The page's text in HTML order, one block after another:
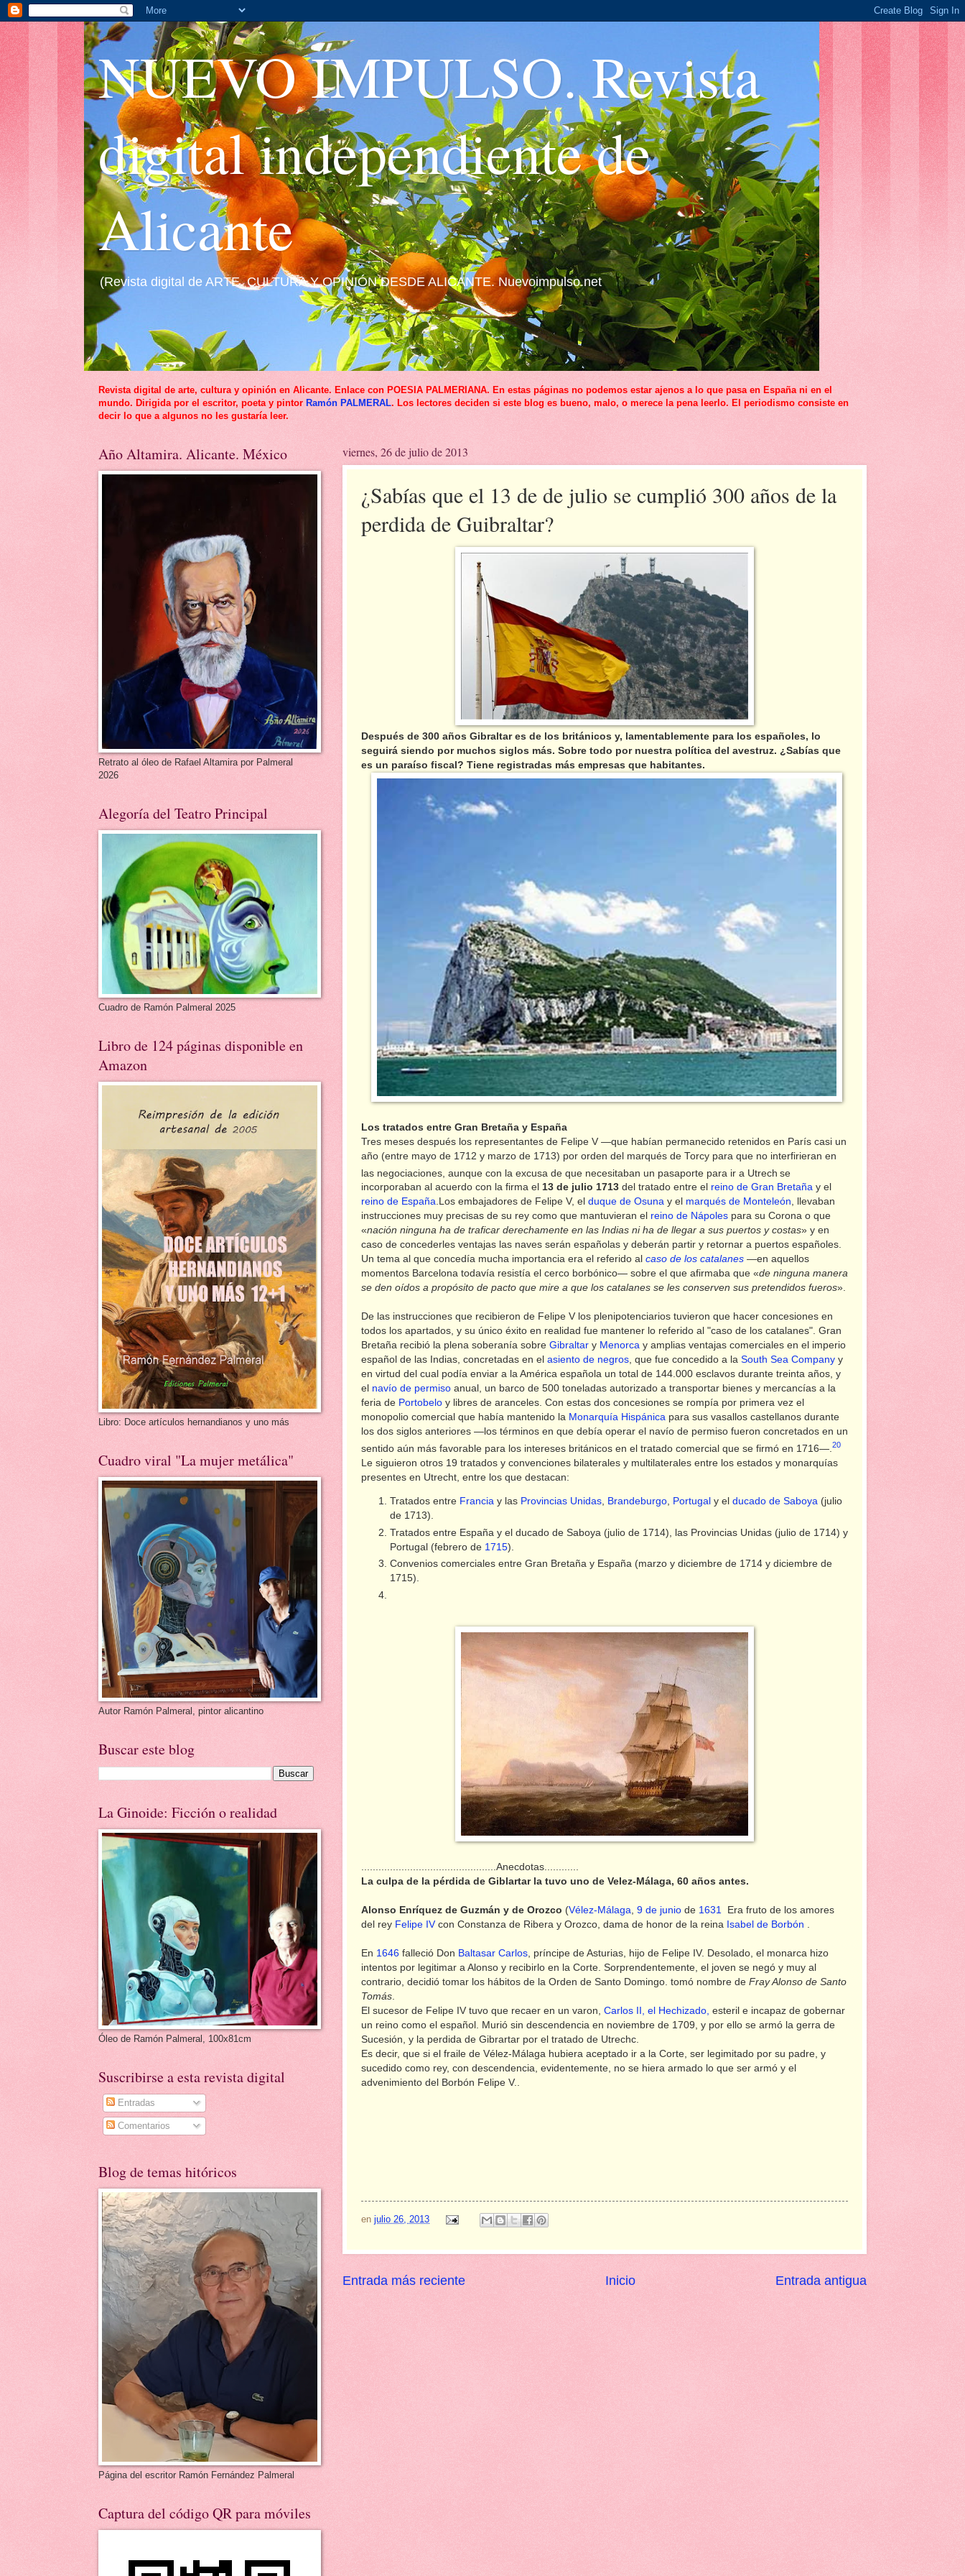
NUEVO IMPULSO. Revista
digital independiente de
Alicante
(Revista digital de ARTE, CULTURA Y OPINIÓN DESDE ALICANTE. Nuevoimpulso.net
Revista digital de arte, cultura y opinión en Alicante. Enlace con POESIA PALMERIANA. En estas páginas no podemos estar ajenos a lo que pasa en España ni en el
mundo. Dirigida por el escritor, poeta y pintor Ramón PALMERAL. Los lectores deciden si este blog es bueno, malo, o merece la pena leerlo. El periodismo consiste en
decir lo que a algunos no les gustaría leer.
viernes, 26 de julio de 2013
¿Sabías que el 13 de de julio se cumplió 300 años de la
perdida de Guibraltar?
Después de 300 años Gibraltar es de los británicos y, lamentablemente para los españoles, lo
seguirá siendo por muchos siglos más. Sobre todo por nuestra política del avestruz. ¿Sabías que
es un paraíso fiscal? Tiene registradas más empresas que habitantes.
Los tratados entre Gran Bretaña y España
Tres meses después los representantes de Felipe V —que habían permanecido retenidos en París casi un
año (entre mayo de 1712 y marzo de 1713) por orden del marqués de Torcy para que no interfirieran en
las negociaciones, aunque con la excusa de que necesitaban un pasaporte para ir a Utrech se
incorporaban al acuerdo con la firma el 13 de julio 1713 del tratado entre el reino de Gran Bretaña y el
reino de España.Los embajadores de Felipe V, el duque de Osuna y el marqués de Monteleón, llevaban
instrucciones muy precisas de su rey como que mantuvieran el reino de Nápoles para su Corona o que
«nación ninguna ha de traficar derechamente en las Indias ni ha de llegar a sus puertos y costas» y en
caso de concederles ventajas las naves serán españolas y deberán partir y retornar a puertos españoles.
Un tema al que concedía mucha importancia era el referido al caso de los catalanes —en aquellos
momentos Barcelona todavía resistía el cerco borbónico— sobre el que afirmaba que «de ninguna manera
se den oídos a propósito de pacto que mire a que los catalanes se les conserven sus pretendidos fueros».
De las instrucciones que recibieron de Felipe V los plenipotenciarios tuvieron que hacer concesiones en
todos los apartados, y su único éxito en realidad fue mantener lo referido al "caso de los catalanes". Gran
Bretaña recibió la plena soberanía sobre Gibraltar y Menorca y amplias ventajas comerciales en el imperio
español de las Indias, concretadas en el asiento de negros, que fue concedido a la South Sea Company y
en virtud del cual podía enviar a la América española un total de 144.000 esclavos durante treinta años, y
el navío de permiso anual, un barco de 500 toneladas autorizado a transportar bienes y mercancías a la
feria de Portobelo y libres de aranceles. Con estas dos concesiones se rompía por primera vez el
monopolio comercial que había mantenido la Monarquía Hispánica para sus vasallos castellanos durante
los dos siglos anteriores —los términos en que debía operar el navío de permiso fueron concretados en un
sentido aún más favorable para los intereses británicos en el tratado comercial que se firmó en 1716—. 20
Le siguieron otros 19 tratados y convenciones bilaterales y multilaterales entre los estados y monarquías
presentes en Utrecht, entre los que destacan:
Tratados entre Francia y las Provincias Unidas, Brandeburgo, Portugal y el ducado de Saboya (julio
de 1713).
Tratados entre España y el ducado de Saboya (julio de 1714), las Provincias Unidas (julio de 1714) y
Portugal (febrero de 1715).
Convenios comerciales entre Gran Bretaña y España (marzo y diciembre de 1714 y diciembre de
1715).
...............................................Anecdotas............
La culpa de la pérdida de Giblartar la tuvo uno de Velez-Málaga, 60 años antes.
Alonso Enríquez de Guzmán y de Orozco (Vélez-Málaga, 9 de junio de 1631 Era fruto de los amores
del rey Felipe IVcon Constanza de Ribera y Orozco, dama de honor de la reina Isabel de Borbón .
En 1646 falleció Don Baltasar Carlos, príncipe de Asturias, hijo de Felipe IV. Desolado, el monarca hizo
intentos por legitimar a Alonso y recibirlo en la Corte. Sorprendentemente, el joven se negó y muy al
contrario, decidió tomar los hábitos de la Orden de Santo Domingo. tomó nombre de Fray Alonso de Santo
Tomás.
El sucesor de Felipe IV tuvo que recaer en un varon, Carlos II, el Hechizado, esteril e incapaz de gobernar
un reino como el español. Murió sin descendencia en noviembre de 1709, y por ello se armó la gerra de
Sucesión, y la perdida de Gibrartar por el tratado de Utrechc.
Es decir, que si el fraile de Vélez-Málaga hubiera aceptado ir a la Corte, ser legimitado por su padre, y
sucedido como rey, con descendencia, evidentemente, no se hiera armado lo que ser armó y el
advenimiento del Borbón Felipe V..
en julio 26, 2013
Entrada más reciente Entrada antigua
Inicio
Año Altamira. Alicante. México
Retrato al óleo de Rafael Altamira por Palmeral
2026
Alegoría del Teatro Principal
Cuadro de Ramón Palmeral 2025
Libro de 124 páginas disponible en
Amazon
Libro: Doce artículos hernandianos y uno más
Cuadro viral "La mujer metálica"
Autor Ramón Palmeral, pintor alicantino
Buscar este blog
La Ginoide: Ficción o realidad
Óleo de Ramón Palmeral, 100x81cm
Suscribirse a esta revista digital
Entradas
Comentarios
Blog de temas hitóricos
Página del escritor Ramón Fernández Palmeral
Captura del código QR para móviles